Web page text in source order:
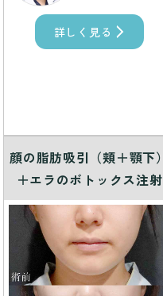
詳しく見る
顔の脂肪吸引（頬＋顎下）
＋エラのボトックス注射